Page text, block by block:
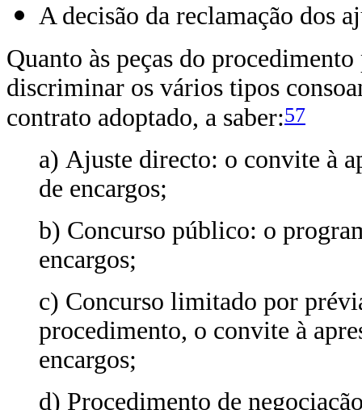
A decisão da reclamação dos
Quanto às peças do
discriminar os vários tipos
contrato adoptado, a saber:57
a) Ajuste directo: o convite à
de encargos;
b) Concurso público: o
encargos;
c) Concurso limitado por
procedimento, o convite à
encargos;
d) Procedimento de